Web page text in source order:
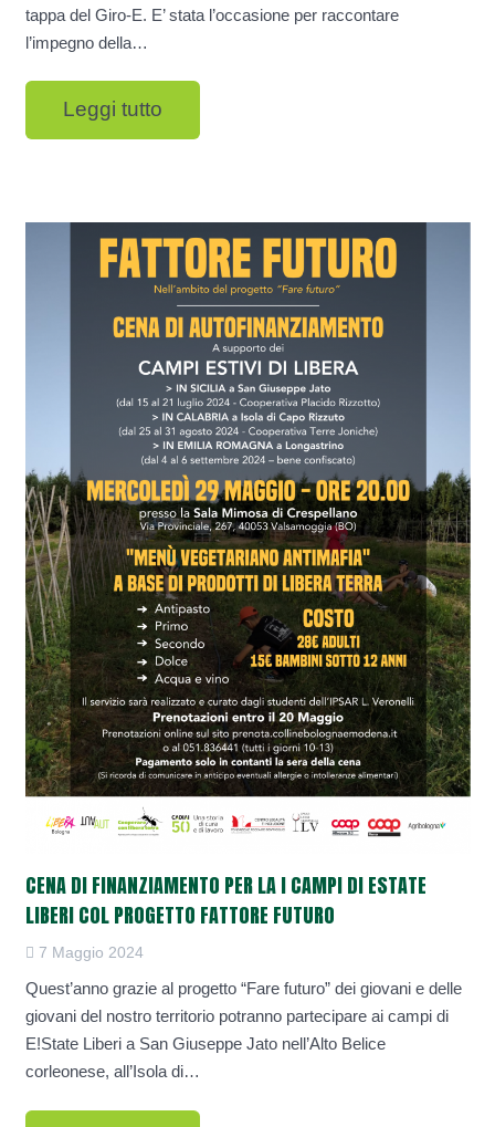
tappa del Giro-E. E’ stata l’occasione per raccontare
l’impegno della…
Leggi tutto
CENA DI FINANZIAMENTO PER LA I CAMPI DI ESTATE
LIBERI COL PROGETTO FATTORE FUTURO
7 Maggio 2024
Quest’anno grazie al progetto “Fare futuro” dei giovani e delle
giovani del nostro territorio potranno partecipare ai campi di
E!State Liberi a San Giuseppe Jato nell’Alto Belice
corleonese, all’Isola di…